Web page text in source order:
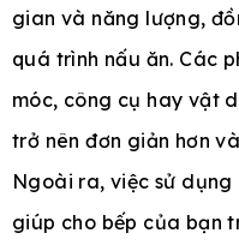
gian và năng lượng,
quá trình nấu ăn. Các
móc, công cụ hay vật
trở nên đơn giản hơn
Ngoài ra, việc sử dụng
giúp cho bếp của bạn